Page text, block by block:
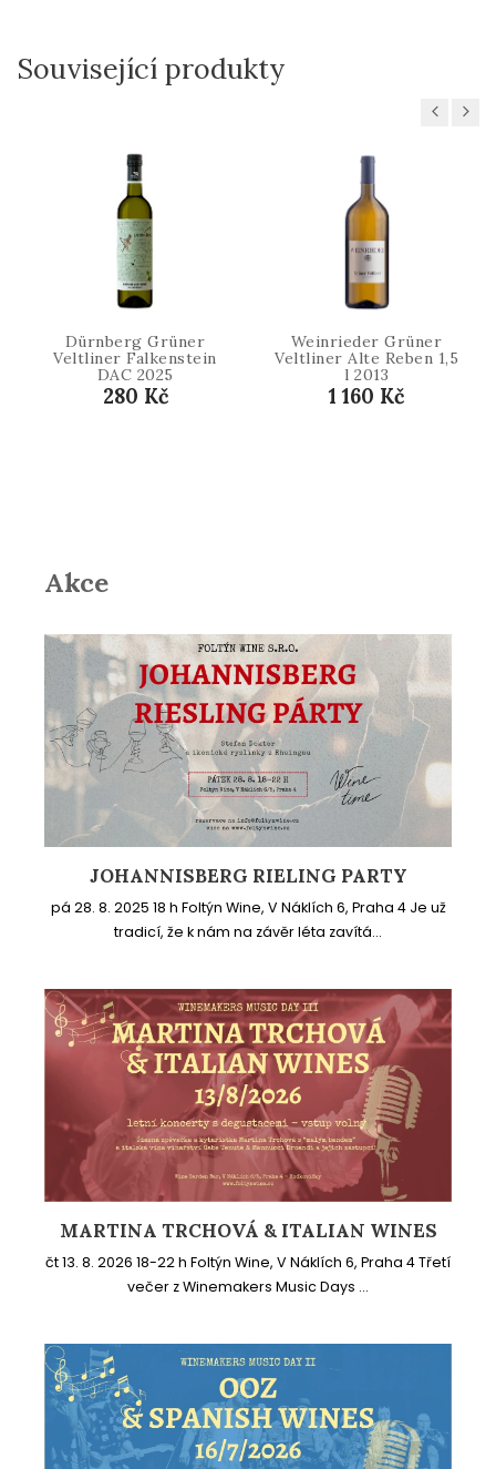
Související produkty
Previous
Dürnberg Grüner
Veltliner Falkenstein
DAC 2025
280 Kč
Weinrieder Grüner
Veltliner Alte Reben 1,5
l 2013
1 160 Kč
Next
Akce
JOHANNISBERG RIELING PARTY
pá 28. 8. 2025 18 h Foltýn Wine, V Náklích 6, Praha 4 Je už
tradicí, že k nám na závěr léta zavítá...
MARTINA TRCHOVÁ & ITALIAN WINES
čt 13. 8. 2026 18-22 h Foltýn Wine, V Náklích 6, Praha 4 Třetí
večer z Winemakers Music Days ...